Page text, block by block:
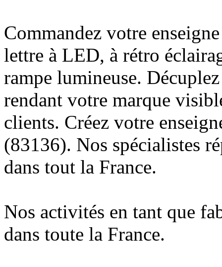
Commandez votre
lettre à LED, à rétro
rampe lumineuse.
rendant votre marque
clients. Créez votre
(83136). Nos spécialistes
dans tout la France.
Nos activités en tant que
dans toute la France.